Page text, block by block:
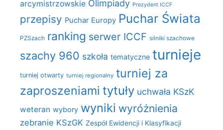
arcymistrzowskie Olimpiady Prezydent ICCF
przepisy Puchar Europy Puchar Świata
PZSzach ranking serwer ICCF silniki szachowe
szachy 960 szkoła tematyczne turnieje
turniej otwarty turniej regionalny turniej za
zaproszeniami tytuły uchwała KSzK
weteran wybory wyniki wyróżnienia
zebranie KSzGK Zespół Ewidencji i Klasyfikacji